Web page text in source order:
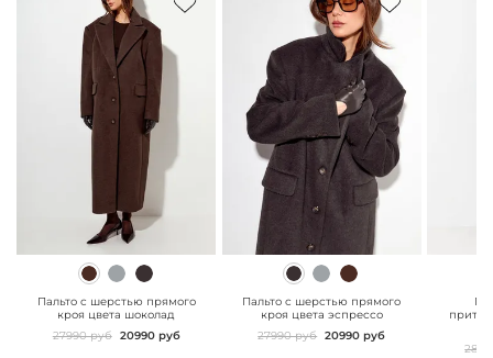
" class="js-prevent-
images">
Пальто с шерстью прямого
кроя цвета шоколад
27990 руб 20990 руб
" class="js-prevent-
images">
Пальто с шерстью прямого
кроя цвета эспрессо
27990 руб 20990 руб